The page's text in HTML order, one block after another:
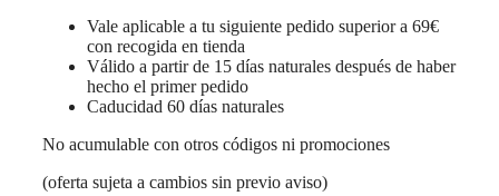
Vale aplicable a tu siguiente pedido superior a 69€
con recogida en tienda
Válido a partir de 15 días naturales después de haber
hecho el primer pedido
Caducidad 60 días naturales
No acumulable con otros códigos ni promociones
(oferta sujeta a cambios sin previo aviso)